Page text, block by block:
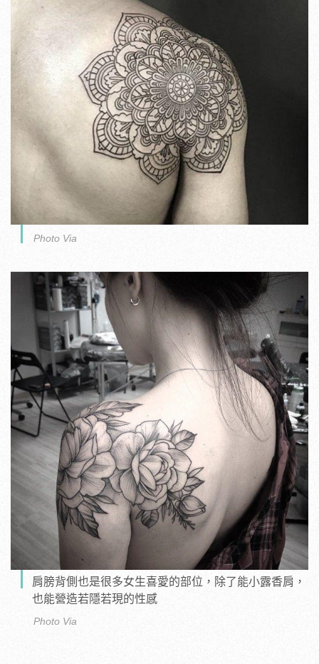
Photo Via
肩膀背側也是很多女生喜愛的部位，除了能小露香肩，
也能營造若隱若現的性感
Photo Via